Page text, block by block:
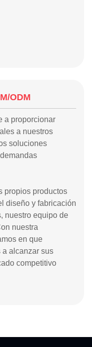
ODM
a proporcionar
a nuestros
soluciones
propios productos
diseño y fabricación
nuestro equipo de
nuestra
en que
a alcanzar sus
competitivo